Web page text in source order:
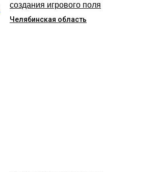
создания игрового поля
Челябинская область